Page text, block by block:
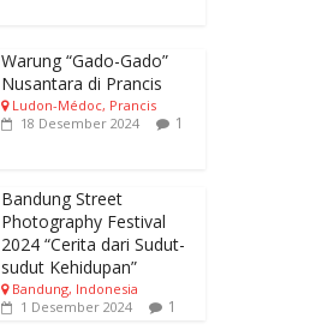
Warung “Gado-Gado”
Nusantara di Prancis
Ludon-Médoc, Prancis
18 Desember 2024
1
Bandung Street
Photography Festival
2024 “Cerita dari Sudut-
sudut Kehidupan”
Bandung, Indonesia
1 Desember 2024
1